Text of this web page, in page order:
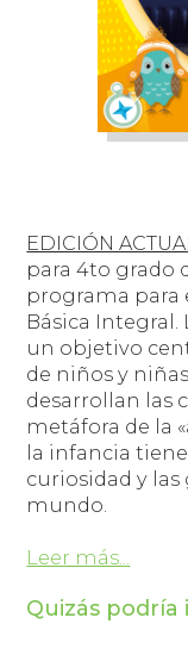
EDICIÓN
para 4to grado
programa para
Básica Integral.
un objetivo
de niños y
desarrollan las
metáfora de la
la infancia
curiosidad y las
mundo.
Leer más...
Quizás